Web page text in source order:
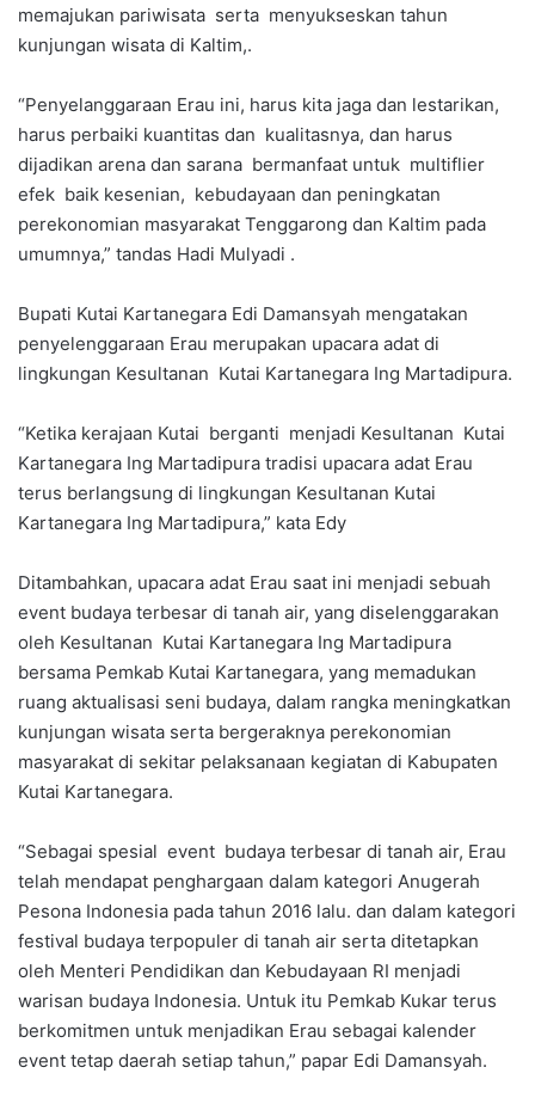
memajukan pariwisata serta menyukseskan tahun
kunjungan wisata di Kaltim,.
“Penyelanggaraan Erau ini, harus kita jaga dan lestarikan,
harus perbaiki kuantitas dan kualitasnya, dan harus
dijadikan arena dan sarana bermanfaat untuk multiflier
efek baik kesenian, kebudayaan dan peningkatan
perekonomian masyarakat Tenggarong dan Kaltim pada
umumnya,” tandas Hadi Mulyadi .
Bupati Kutai Kartanegara Edi Damansyah mengatakan
penyelenggaraan Erau merupakan upacara adat di
lingkungan Kesultanan Kutai Kartanegara Ing Martadipura.
“Ketika kerajaan Kutai berganti menjadi Kesultanan Kutai
Kartanegara Ing Martadipura tradisi upacara adat Erau
terus berlangsung di lingkungan Kesultanan Kutai
Kartanegara Ing Martadipura,” kata Edy
Ditambahkan, upacara adat Erau saat ini menjadi sebuah
event budaya terbesar di tanah air, yang diselenggarakan
oleh Kesultanan Kutai Kartanegara Ing Martadipura
bersama Pemkab Kutai Kartanegara, yang memadukan
ruang aktualisasi seni budaya, dalam rangka meningkatkan
kunjungan wisata serta bergeraknya perekonomian
masyarakat di sekitar pelaksanaan kegiatan di Kabupaten
Kutai Kartanegara.
“Sebagai spesial event budaya terbesar di tanah air, Erau
telah mendapat penghargaan dalam kategori Anugerah
Pesona Indonesia pada tahun 2016 lalu. dan dalam kategori
festival budaya terpopuler di tanah air serta ditetapkan
oleh Menteri Pendidikan dan Kebudayaan RI menjadi
warisan budaya Indonesia. Untuk itu Pemkab Kukar terus
berkomitmen untuk menjadikan Erau sebagai kalender
event tetap daerah setiap tahun,” papar Edi Damansyah.